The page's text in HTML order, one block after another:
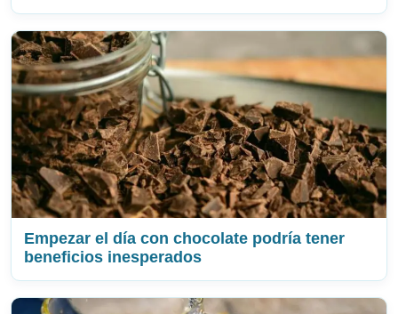
Empezar el día con chocolate podría tener
beneficios inesperados